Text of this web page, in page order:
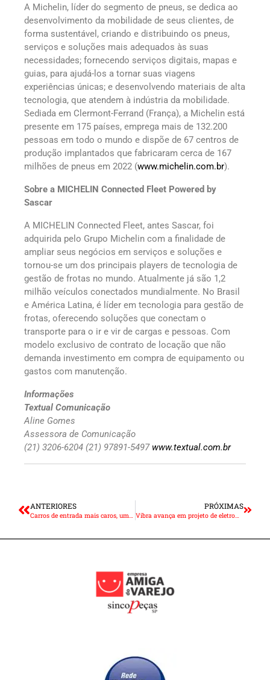
A Michelin, líder do segmento de pneus, se dedica ao
desenvolvimento da mobilidade de seus clientes, de
forma sustentável, criando e distribuindo os pneus,
serviços e soluções mais adequados às suas
necessidades; fornecendo serviços digitais, mapas e
guias, para ajudá-los a tornar suas viagens
experiências únicas; e desenvolvendo materiais de alta
tecnologia, que atendem à indústria da mobilidade.
Sediada em Clermont-Ferrand (França), a Michelin está
presente em 175 países, emprega mais de 132.200
pessoas em todo o mundo e dispõe de 67 centros de
produção implantados que fabricaram cerca de 167
milhões de pneus em 2022 (www.michelin.com.br).
Sobre a MICHELIN Connected Fleet Powered by
Sascar
A MICHELIN Connected Fleet, antes Sascar, foi
adquirida pelo Grupo Michelin com a finalidade de
ampliar seus negócios em serviços e soluções e
tornou-se um dos principais players de tecnologia de
gestão de frotas no mundo. Atualmente já são 1,2
milhão veículos conectados mundialmente. No Brasil
e América Latina, é líder em tecnologia para gestão de
frotas, oferecendo soluções que conectam o
transporte para o ir e vir de cargas e pessoas. Com
modelo exclusivo de contrato de locação que não
demanda investimento em compra de equipamento ou
gastos com manutenção.
Informações
Textual Comunicação
Aline Gomes
Assessora de Comunicação
(21) 3206-6204 (21) 97891-5497 www.textual.com.br
ANTERIORES PRÓXIMAS
Vibra avança em projeto de eletromobilidade com novos eletropostos rodoviários